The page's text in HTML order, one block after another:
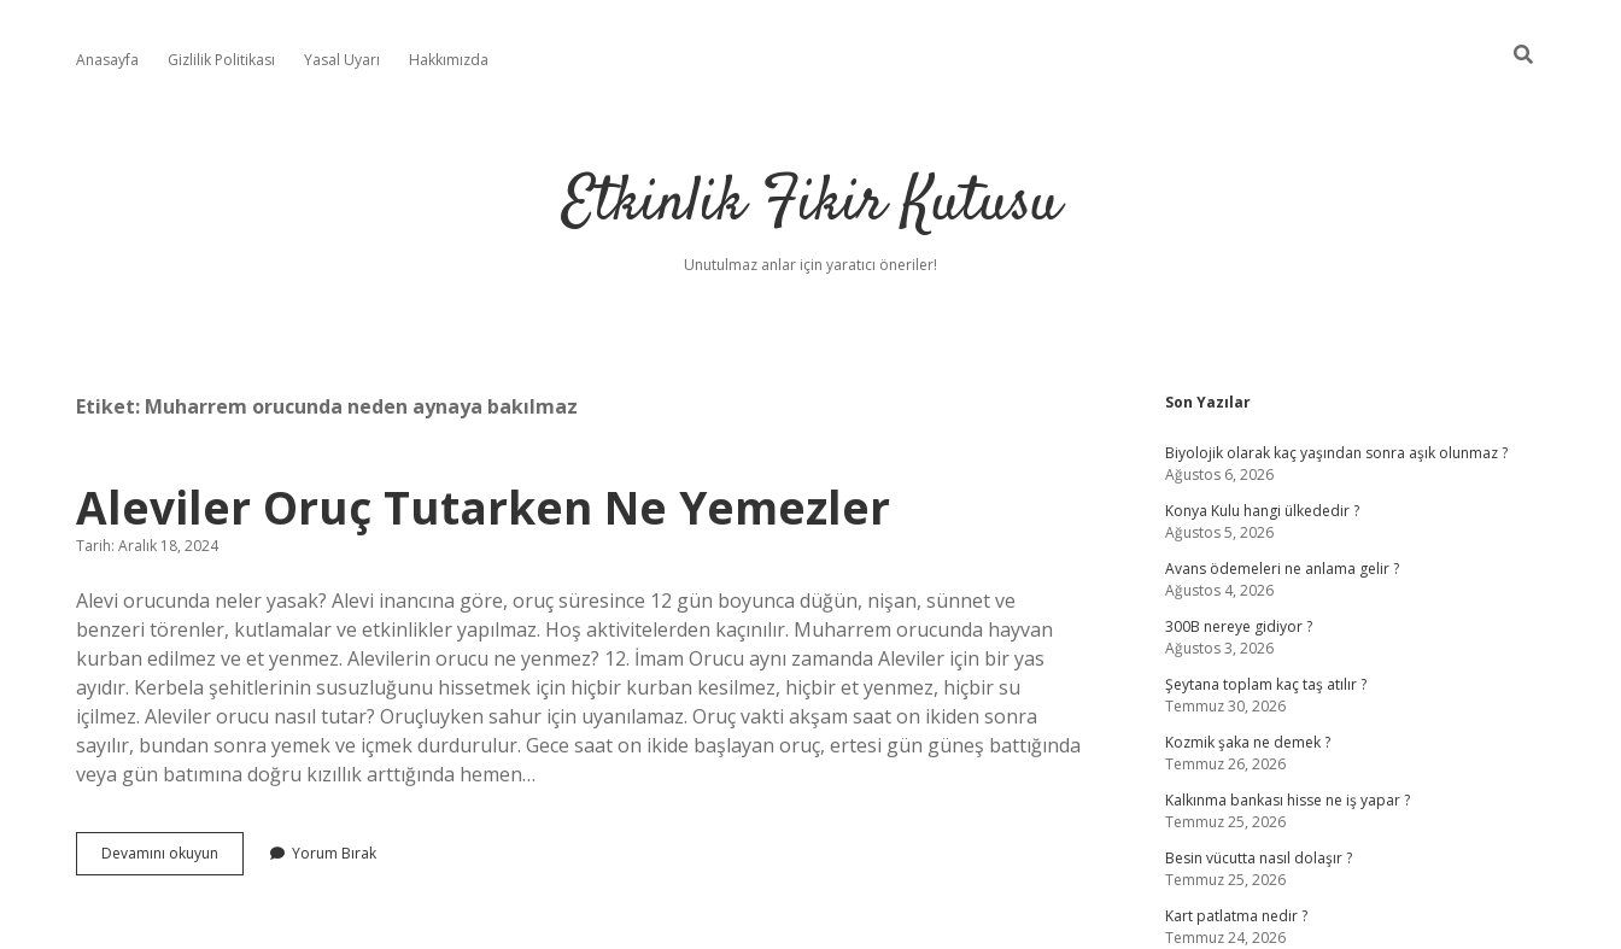
Anasayfa Gizlilik Politikası Yasal Uyarı Hakkımızda
Etkinlik Fikir Kutusu
Unutulmaz anlar için yaratıcı öneriler!
Etiket: Muharrem orucunda neden aynaya bakılmaz
Aleviler Oruç Tutarken Ne Yemezler
Tarih: Aralık 18, 2024
Alevi orucunda neler yasak? Alevi inancına göre, oruç süresince 12 gün boyunca düğün, nişan, sünnet ve
benzeri törenler, kutlamalar ve etkinlikler yapılmaz. Hoş aktivitelerden kaçınılır. Muharrem orucunda hayvan
kurban edilmez ve et yenmez. Alevilerin orucu ne yenmez? 12. İmam Orucu aynı zamanda Aleviler için bir yas
ayıdır. Kerbela şehitlerinin susuzluğunu hissetmek için hiçbir kurban kesilmez, hiçbir et yenmez, hiçbir su
içilmez. Aleviler orucu nasıl tutar? Oruçluyken sahur için uyanılamaz. Oruç vakti akşam saat on ikiden sonra
sayılır, bundan sonra yemek ve içmek durdurulur. Gece saat on ikide başlayan oruç, ertesi gün güneş battığında
veya gün batımına doğru kızıllık arttığında hemen…
Devamını okuyun
Oruç
Yorum Bırak
Sidebar
Son Yazılar
Biyolojik olarak kaç yaşından sonra aşık olunmaz ?
Ağustos 6, 2026
Konya Kulu hangi ülkededir ?
Ağustos 5, 2026
Avans ödemeleri ne anlama gelir ?
Ağustos 4, 2026
300B nereye gidiyor ?
Ağustos 3, 2026
Şeytana toplam kaç taş atılır ?
Temmuz 30, 2026
Kozmik şaka ne demek ?
Temmuz 26, 2026
Kalkınma bankası hisse ne iş yapar ?
Temmuz 25, 2026
Besin vücutta nasıl dolaşır ?
Temmuz 25, 2026
Kart patlatma nedir ?
Temmuz 24, 2026